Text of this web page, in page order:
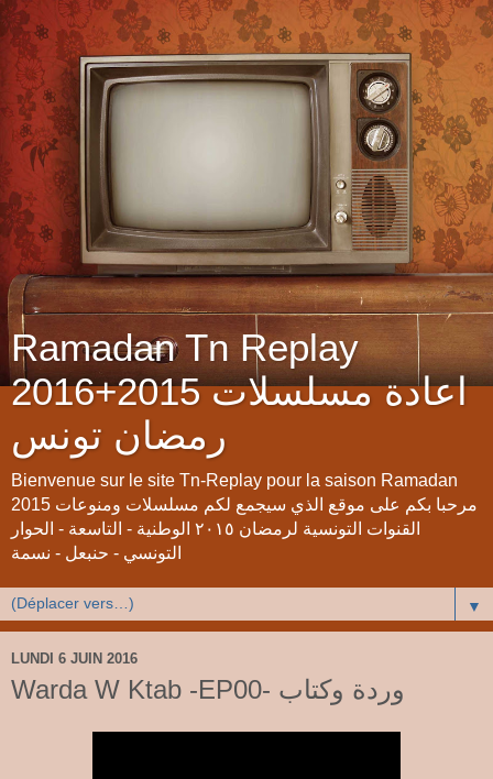
Ramadan Tn Replay
2016+2015 اعادة مسلسلات
رمضان تونس
Bienvenue sur le site Tn-Replay pour la saison Ramadan
2015 مرحبا بكم على موقع الذي سيجمع لكم مسلسلات ومنوعات
القنوات التونسية لرمضان ٢٠١٥ الوطنية - التاسعة - الحوار
التونسي - حنبعل - نسمة
▼
LUNDI 6 JUIN 2016
Warda W Ktab -EP00- وردة وكتاب